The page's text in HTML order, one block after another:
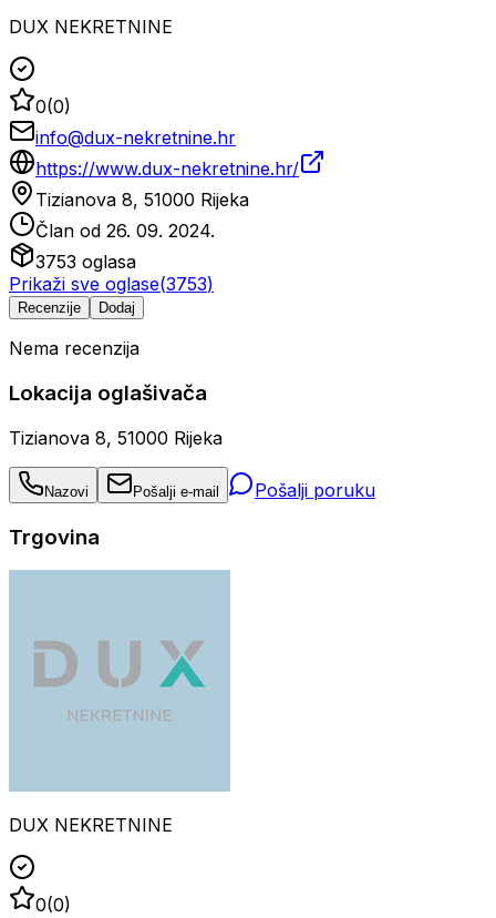
DUX NEKRETNINE
0(0)
info@dux-nekretnine.hr
https://www.dux-nekretnine.hr/
Tizianova 8, 51000 Rijeka
Član od 26. 09. 2024.
3753 oglasa
Prikaži sve oglase(3753)
Recenzije Dodaj
Nema recenzija
Lokacija oglašivača
Tizianova 8, 51000 Rijeka
Nazovi Pošalji e-mail Pošalji poruku
Trgovina
DUX NEKRETNINE
0(0)